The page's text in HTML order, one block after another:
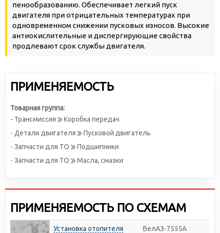
пенообразованию. Обеспечивает легкий пуск
двигателя при отрицательных температурах при
одновременном снижении пусковых износов. Высокие
антиокислительные и диспергирующие свойства
продлевают срок службы двигателя.
ПРИМЕНЯЕМОСТЬ
Товарная группа:
- Трансмиссия
Коробка передач
- Детали двигателя
Пусковой двигатель
- Запчасти для ТО
Подшипники
- Запчасти для ТО
Масла, смазки
ПРИМЕНЯЕМОСТЬ ПО СХЕМАМ
Установка отопителя
БелАЗ-7555A